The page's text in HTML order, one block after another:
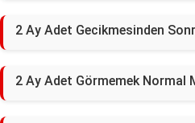
2 Ay Adet Gecikmesinden
2 Ay Adet Görmemek Normal